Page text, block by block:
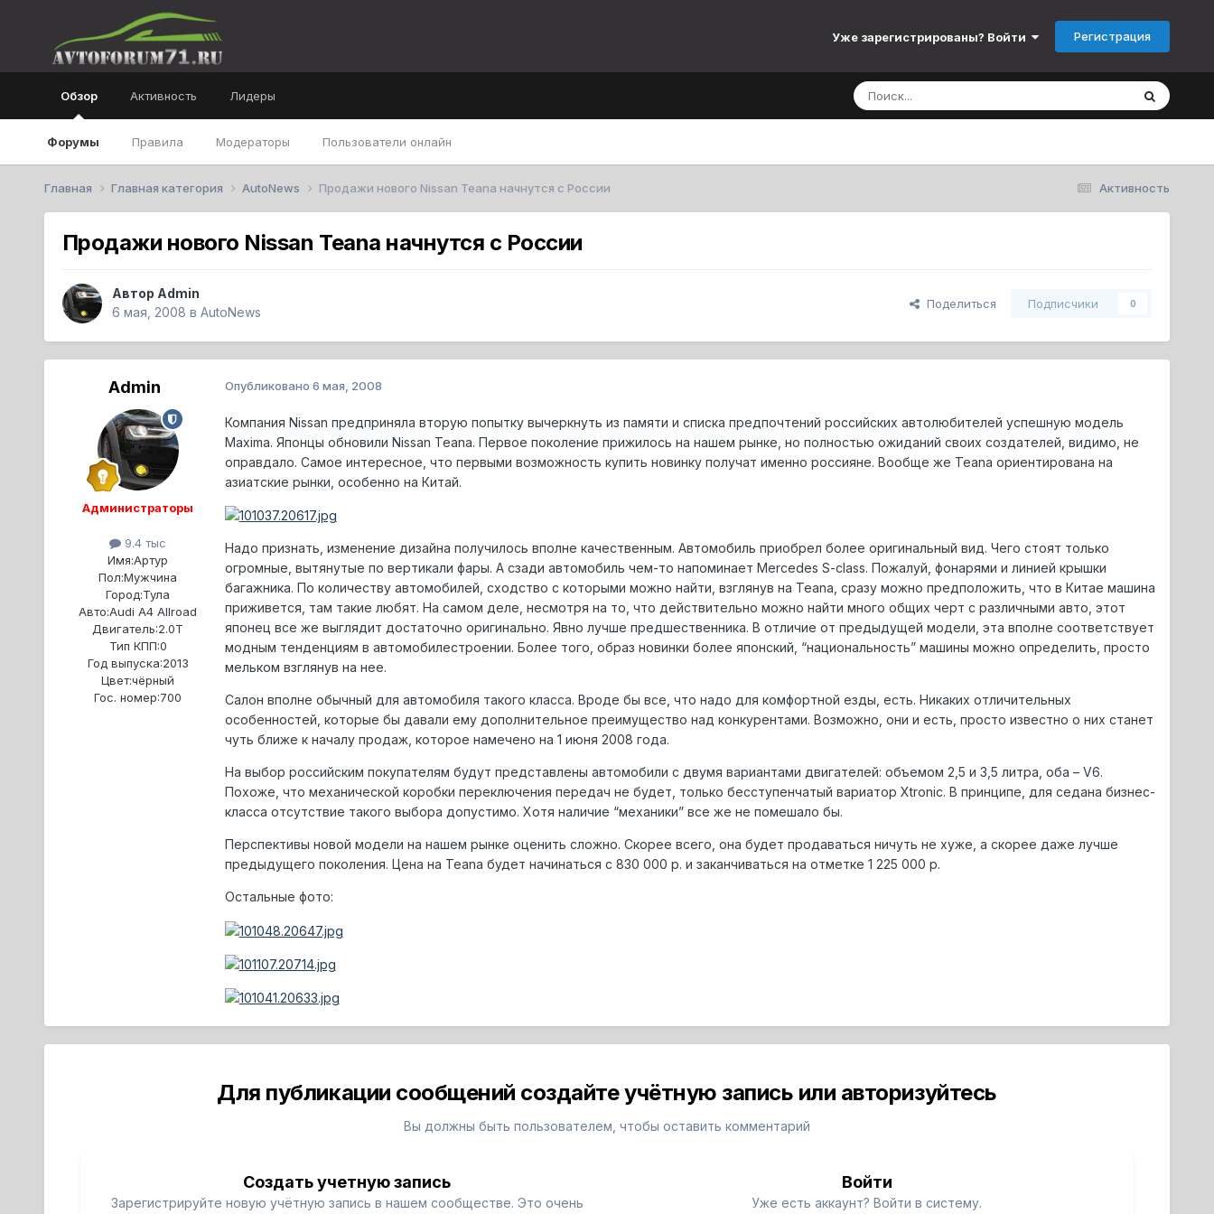
Уже зарегистрированы? Войти Регистрация
Обзор
Форумы Правила Модераторы Пользователи онлайн
Активность Лидеры
Активность
Главная Главная категория AutoNews Продажи нового Nissan Teana начнутся с России
Продажи нового Nissan Teana начнутся с России
Автор Admin
6 мая, 2008 в AutoNews
Поделиться Подписчики 0
Admin
Администраторы
9.4 тыс
Имя:Артур
Пол:Мужчина
Город:Тула
Авто:Audi A4 Allroad
Двигатель:2.0T
Тип КПП:0
Год выпуска:2013
Цвет:чёрный
Гос. номер:700
Опубликовано 6 мая, 2008
Компания Nissan предприняла вторую попытку вычеркнуть из памяти и списка предпочтений российских автолюбителей успешную модель
Maxima. Японцы обновили Nissan Teana. Первое поколение прижилось на нашем рынке, но полностью ожиданий своих создателей, видимо, не
оправдало. Самое интересное, что первыми возможность купить новинку получат именно россияне. Вообще же Teana ориентирована на
азиатские рынки, особенно на Китай.
Надо признать, изменение дизайна получилось вполне качественным. Автомобиль приобрел более оригинальный вид. Чего стоят только
огромные, вытянутые по вертикали фары. А сзади автомобиль чем-то напоминает Mercedes S-class. Пожалуй, фонарями и линией крышки
багажника. По количеству автомобилей, сходство с которыми можно найти, взглянув на Teana, сразу можно предположить, что в Китае машина
приживется, там такие любят. На самом деле, несмотря на то, что действительно можно найти много общих черт с различными авто, этот
японец все же выглядит достаточно оригинально. Явно лучше предшественника. В отличие от предыдущей модели, эта вполне соответствует
модным тенденциям в автомобилестроении. Более того, образ новинки более японский, “национальность” машины можно определить, просто
мельком взглянув на нее.
Салон вполне обычный для автомобиля такого класса. Вроде бы все, что надо для комфортной езды, есть. Никаких отличительных
особенностей, которые бы давали ему дополнительное преимущество над конкурентами. Возможно, они и есть, просто известно о них станет
чуть ближе к началу продаж, которое намечено на 1 июня 2008 года.
На выбор российским покупателям будут представлены автомобили с двумя вариантами двигателей: объемом 2,5 и 3,5 литра, оба – V6.
Похоже, что механической коробки переключения передач не будет, только бесступенчатый вариатор Xtronic. В принципе, для седана бизнес-
класса отсутствие такого выбора допустимо. Хотя наличие “механики” все же не помешало бы.
Перспективы новой модели на нашем рынке оценить сложно. Скорее всего, она будет продаваться ничуть не хуже, а скорее даже лучше
предыдущего поколения. Цена на Teana будет начинаться с 830 000 р. и заканчиваться на отметке 1 225 000 р.
Остальные фото:
Для публикации сообщений создайте учётную запись или авторизуйтесь
Вы должны быть пользователем, чтобы оставить комментарий
Создать учетную запись
Зарегистрируйте новую учётную запись в нашем сообществе. Это очень
Войти
Уже есть аккаунт? Войти в систему.